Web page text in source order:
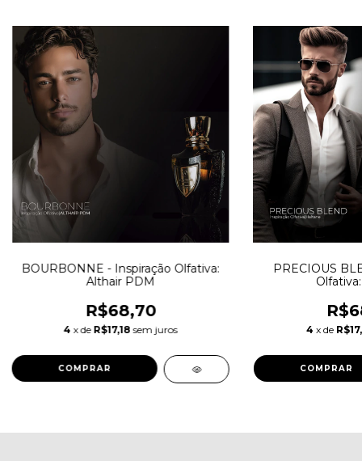
BOURBONNE - Inspiração Olfativa:
Althair PDM
R$68,70
4 x de R$17,18 sem juros
COMPRAR
PRECIOUS
4 x de
COMPRAR